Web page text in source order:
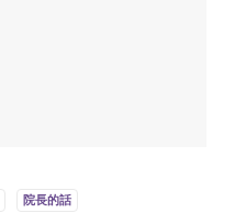
院長的話